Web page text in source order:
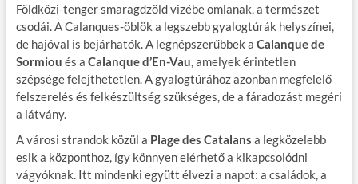
Földközi-tenger smaragdzöld vizébe omlanak, a természet
csodái. A Calanques-öblök a legszebb gyalogtúrák helyszínei,
de hajóval is bejárhatók. A legnépszerűbbek a Calanque de
Sormiou és a Calanque d’En-Vau, amelyek érintetlen
szépsége felejthetetlen. A gyalogtúrához azonban megfelelő
felszerelés és felkészültség szükséges, de a fáradozást megéri
a látvány.
A városi strandok közül a Plage des Catalans a legközelebb
esik a központhoz, így könnyen elérhető a kikapcsolódni
vágyóknak. Itt mindenki együtt élvezi a napot: a családok, a